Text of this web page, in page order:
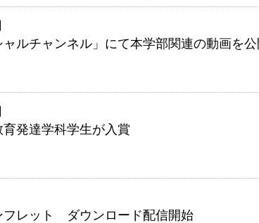
ャルチャンネル」にて本学部関連の動画を
発達学科学生が入賞
レット ダウンロード配信開始